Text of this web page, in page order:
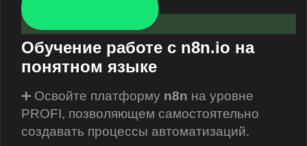
Обучение работе с n8n.io на
понятном языке
➕ Освойте платформу n8n на уровне
PROFI, позволяющем самостоятельно
создавать процессы автоматизаций.